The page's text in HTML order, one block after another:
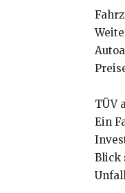
TÜV
Ein
Blick